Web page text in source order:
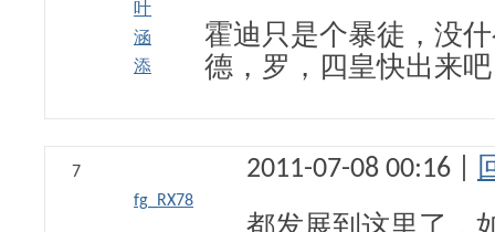
叶
涵
添
霍迪只是个暴徒，没什
德，罗，四皇快出来吧
7
fg_RX78
2011-07-08 00:16 |